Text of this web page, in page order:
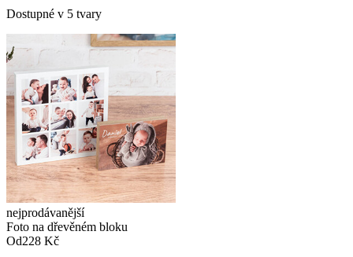
Dostupné v 5 tvary
nejprodávanější
Foto na dřevěném bloku
Od228 Kč